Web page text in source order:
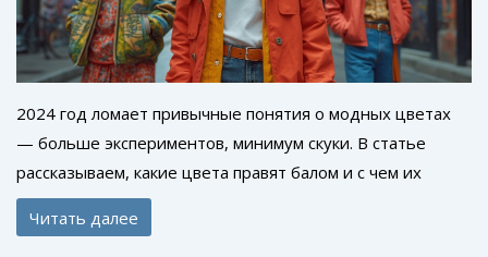
2024 год ломает привычные понятия о модных цветах
— больше экспериментов, минимум скуки. В статье
рассказываем, какие цвета правят балом и с чем их
лучше сочетать. Будет пару неожиданных инсайтов и
советы, как внедрить тренды в свой гардероб, не тратя
Читать далее